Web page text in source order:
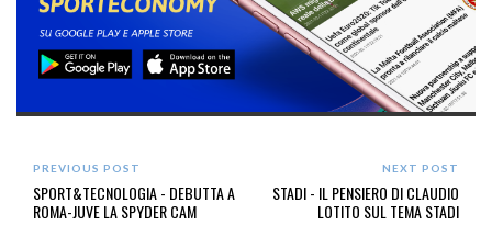
PREVIOUS POST
SPORT&TECNOLOGIA - DEBUTTA A
ROMA-JUVE LA SPYDER CAM
NEXT POST
STADI - IL PENSIERO DI CLAUDIO
LOTITO SUL TEMA STADI